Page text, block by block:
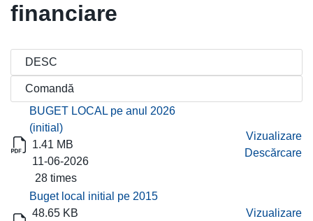
financiare
Titlu
Descărcare
BUGET LOCAL pe anul 2026
(initial)
1.41 MB
11-06-2026
28 times
Vizualizare
Descărcare
Buget local initial pe 2015
48.65 KB
Vizualizare